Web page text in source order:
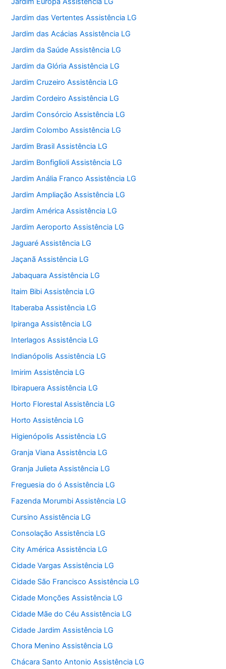
Jardim das Vertentes Assistência LG
Jardim das Acácias Assistência LG
Jardim da Saúde Assistência LG
Jardim da Glória Assistência LG
Jardim Cruzeiro Assistência LG
Jardim Cordeiro Assistência LG
Jardim Consórcio Assistência LG
Jardim Colombo Assistência LG
Jardim Brasil Assistência LG
Jardim Bonfiglioli Assistência LG
Jardim Anália Franco Assistência LG
Jardim Ampliação Assistência LG
Jardim América Assistência LG
Jardim Aeroporto Assistência LG
Jaguaré Assistência LG
Jaçanã Assistência LG
Jabaquara Assistência LG
Itaim Bibi Assistência LG
Itaberaba Assistência LG
Ipiranga Assistência LG
Interlagos Assistência LG
Indianópolis Assistência LG
Imirim Assistência LG
Ibirapuera Assistência LG
Horto Florestal Assistência LG
Horto Assistência LG
Higienópolis Assistência LG
Granja Viana Assistência LG
Granja Julieta Assistência LG
Freguesia do ó Assistência LG
Fazenda Morumbi Assistência LG
Cursino Assistência LG
Consolação Assistência LG
City América Assistência LG
Cidade Vargas Assistência LG
Cidade São Francisco Assistência LG
Cidade Monções Assistência LG
Cidade Mãe do Céu Assistência LG
Cidade Jardim Assistência LG
Chora Menino Assistência LG
Chácara Santo Antonio Assistência LG